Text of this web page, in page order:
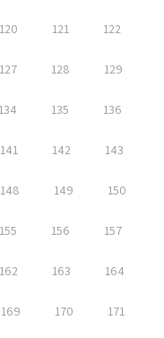
120 121 122
127 128 129
134 135 136
141 142 143
148 149 150
155 156 157
162 163 164
169 170 171